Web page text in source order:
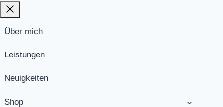
Über mich
Leistungen
Neuigkeiten
Shop